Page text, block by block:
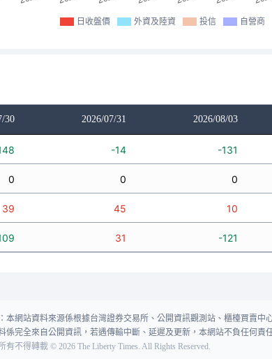
日收盤價 外資及陸資 投信 自營商
30 2026/07/31 2026/08/03
-14 -131
0 0 0
39 45 10
31 -121
本網站資料來源係根據台灣證券交易所、公開資訊觀測站、櫃檯買賣
係完全來自公開資訊，若遇傳輸中斷、延遲及更新，本網站不負任何責
有不得轉載 © 2026 The Liberty Times. All Rights Reserved.